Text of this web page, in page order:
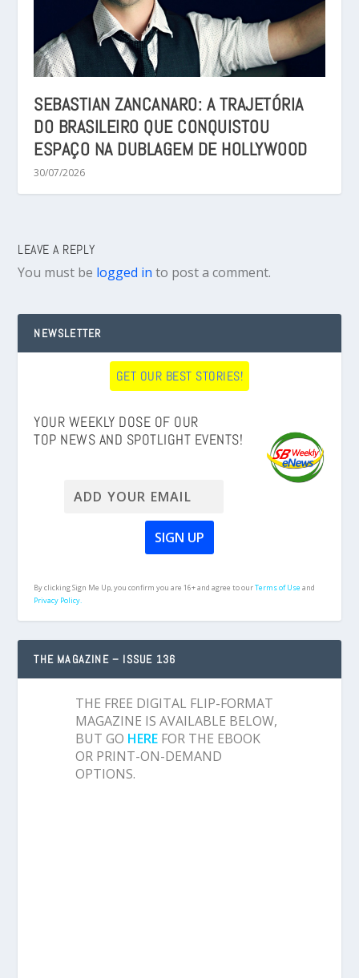
SEBASTIAN ZANCANARO: A TRAJETÓRIA
DO BRASILEIRO QUE CONQUISTOU
ESPAÇO NA DUBLAGEM DE HOLLYWOOD
30/07/2026
LEAVE A REPLY
You must be logged in to post a comment.
NEWSLETTER
GET OUR BEST STORIES!
YOUR WEEKLY DOSE OF OUR
TOP NEWS AND SPOTLIGHT EVENTS!
By clicking Sign Me Up, you confirm you are 16+ and agree to ourTerms of Useand
Privacy Policy.
THE MAGAZINE – ISSUE 136
THE FREE DIGITAL FLIP-FORMAT
MAGAZINE IS AVAILABLE BELOW,
BUT GO HERE FOR THE EBOOK
OR PRINT-ON-DEMAND
OPTIONS.